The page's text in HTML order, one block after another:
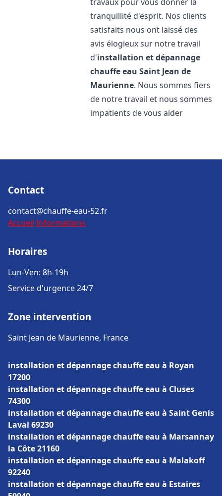
tranquillité d'esprit. Nos clients
satisfaits nous ont laissé des
avis élogieux sur notre travail
d'installation et dépannage
chauffe eau Saint Jean de
Maurienne. Nous sommes fiers
de notre travail et nous sommes
impatients de vous aider
Contact
contact@chauffe-eau-52.fr
Accueil Informations
Horaires
Lun-Ven: 8h-19h
Service d'urgence 24/7
Zone intervention
Saint Jean de Maurienne, France
installation et dépannage chauffe eau à Royan
17200
installation et dépannage chauffe eau à Cluses
74300
installation et dépannage chauffe eau à Saint Genis
Laval 69230
installation et dépannage chauffe eau à Marsannay
la Côte 21160
installation et dépannage chauffe eau à Malakoff
92240
installation et dépannage chauffe eau à Estaires